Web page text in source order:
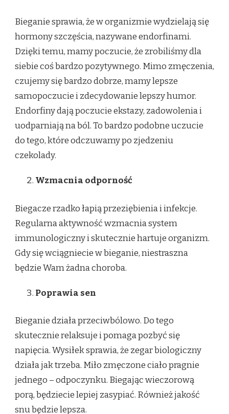
Bieganie sprawia, że w organizmie wydzielają się
hormony szczęścia, nazywane endorfinami.
Dzięki temu, mamy poczucie, że zrobiliśmy dla
siebie coś bardzo pozytywnego. Mimo zmęczenia,
czujemy się bardzo dobrze, mamy lepsze
samopoczucie i zdecydowanie lepszy humor.
Endorfiny dają poczucie ekstazy, zadowolenia i
uodparniają na ból. To bardzo podobne uczucie
do tego, które odczuwamy po zjedzeniu
czekolady.
Wzmacnia odporność
Biegacze rzadko łapią przeziębienia i infekcje.
Regularna aktywność wzmacnia system
immunologiczny i skutecznie hartuje organizm.
Gdy się wciągniecie w bieganie, niestraszna
będzie Wam żadna choroba.
Poprawia sen
Bieganie działa przeciwbólowo. Do tego
skutecznie relaksuje i pomaga pozbyć się
napięcia. Wysiłek sprawia, że zegar biologiczny
działa jak trzeba. Miło zmęczone ciało pragnie
jednego – odpoczynku. Biegając wieczorową
porą, będziecie lepiej zasypiać. Również jakość
snu będzie lepsza.